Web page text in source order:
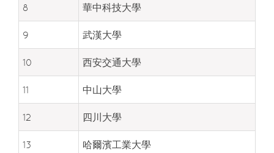
8 華中科技大學
9 武漢大學
10 西安交通大學
11 中山大學
12 四川大學
13 哈爾濱工業大學